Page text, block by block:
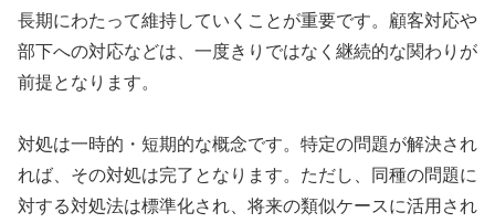
長期にわたって維持していくことが重要です。顧客対応や
部下への対応などは、一度きりではなく継続的な関わりが
前提となります。
対処は一時的・短期的な概念です。特定の問題が解決され
れば、その対処は完了となります。ただし、同種の問題に
対する対処法は標準化され、将来の類似ケースに活用され